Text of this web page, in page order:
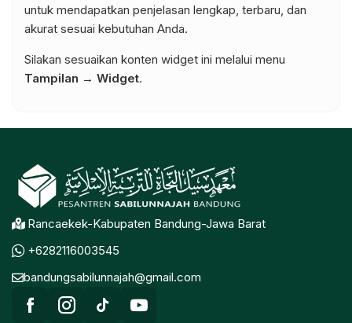
untuk mendapatkan penjelasan lengkap, terbaru, dan
akurat sesuai kebutuhan Anda.
Silakan sesuaikan konten widget ini melalui menu
Tampilan → Widget.
Rancaekek-Kabupaten Bandung-Jawa Barat
+6282116003545
bandungsabilunnajah@gmail.com